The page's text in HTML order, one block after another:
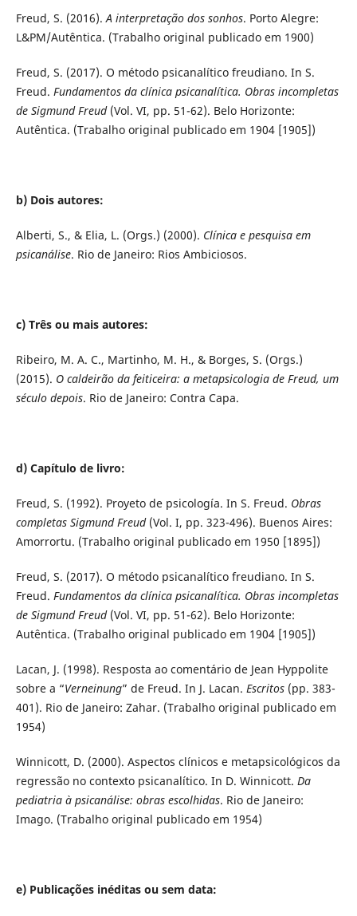
Freud, S. (2016). A interpretação dos sonhos. Porto Alegre:
L&PM/Autêntica. (Trabalho original publicado em 1900)
Freud, S. (2017). O método psicanalítico freudiano. In S.
Freud. Fundamentos da clínica psicanalítica. Obras incompletas
de Sigmund Freud (Vol. VI, pp. 51-62). Belo Horizonte:
Autêntica. (Trabalho original publicado em 1904 [1905])
b) Dois autores:
Alberti, S., & Elia, L. (Orgs.) (2000). Clínica e pesquisa em
psicanálise. Rio de Janeiro: Rios Ambiciosos.
c) Três ou mais autores:
Ribeiro, M. A. C., Martinho, M. H., & Borges, S. (Orgs.)
(2015). O caldeirão da feiticeira: a metapsicologia de Freud, um
século depois. Rio de Janeiro: Contra Capa.
d) Capítulo de livro:
Freud, S. (1992). Proyeto de psicología. In S. Freud. Obras
completas Sigmund Freud (Vol. I, pp. 323-496). Buenos Aires:
Amorrortu. (Trabalho original publicado em 1950 [1895])
Freud, S. (2017). O método psicanalítico freudiano. In S.
Freud. Fundamentos da clínica psicanalítica. Obras incompletas
de Sigmund Freud (Vol. VI, pp. 51-62). Belo Horizonte:
Autêntica. (Trabalho original publicado em 1904 [1905])
Lacan, J. (1998). Resposta ao comentário de Jean Hyppolite
sobre a “Verneinung” de Freud. In J. Lacan. Escritos (pp. 383-
401). Rio de Janeiro: Zahar. (Trabalho original publicado em
1954)
Winnicott, D. (2000). Aspectos clínicos e metapsicológicos da
regressão no contexto psicanalítico. In D. Winnicott. Da
pediatria à psicanálise: obras escolhidas. Rio de Janeiro:
Imago. (Trabalho original publicado em 1954)
e) Publicações inéditas ou sem data: